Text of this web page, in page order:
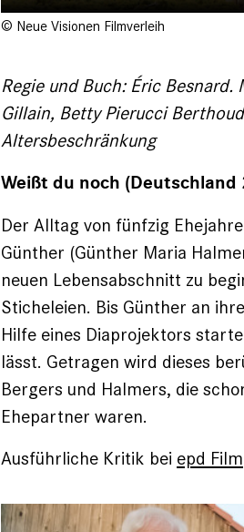
© Neue Visionen Filmverleih
Regie und Buch: Éric
Gillain, Betty Pierucci
Altersbeschränkung
Weißt du noch (Deutschland
Der Alltag von fünfzig
Günther (Günther Maria
neuen Lebensabschnitt zu
Sticheleien. Bis Günther an
Hilfe eines Diaprojektors
lässt. Getragen wird dieses
Bergers und Halmers, die
Ehepartner waren.
Ausführliche Kritik bei epd Film